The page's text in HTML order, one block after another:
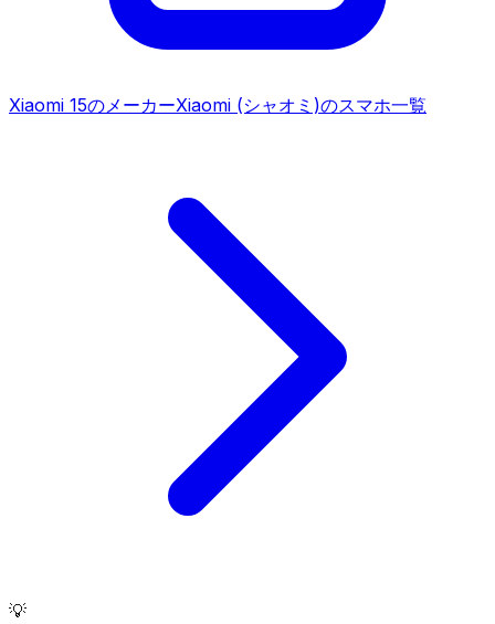
Xiaomi 15のメーカーXiaomi (シャオミ)のスマホ一覧
💡